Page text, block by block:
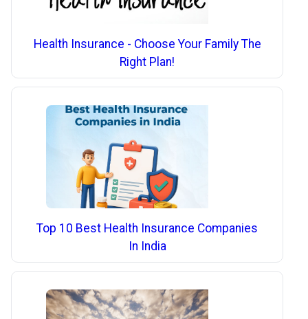
Health Insurance - Choose Your Family The
Right Plan!
Top 10 Best Health Insurance Companies
In India